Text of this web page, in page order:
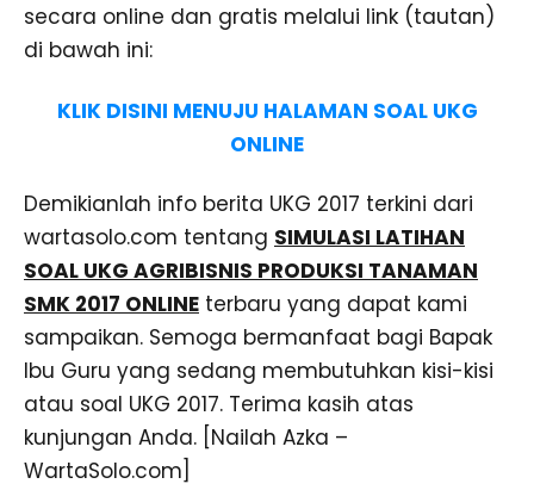
secara online dan gratis melalui link (tautan)
di bawah ini:
KLIK DISINI MENUJU HALAMAN SOAL UKG
ONLINE
Demikianlah info berita UKG 2017 terkini dari
wartasolo.com tentang SIMULASI LATIHAN
SOAL UKG AGRIBISNIS PRODUKSI TANAMAN
SMK 2017 ONLINE terbaru yang dapat kami
sampaikan. Semoga bermanfaat bagi Bapak
Ibu Guru yang sedang membutuhkan kisi-kisi
atau soal UKG 2017. Terima kasih atas
kunjungan Anda. [Nailah Azka –
WartaSolo.com]